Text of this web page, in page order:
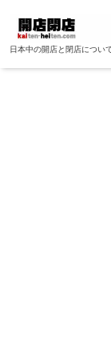
日本中の開店と閉店につい